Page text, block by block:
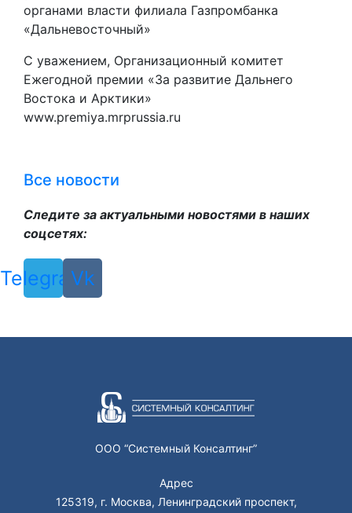
органами власти филиала Газпромбанка
«Дальневосточный»
С уважением, Организационный комитет
Ежегодной премии «За развитие Дальнего
Востока и Арктики»
www.premiya.mrprussia.ru
Все новости
Следите за актуальными новостями в наших
соцсетях:
Telegram
Vk
ООО “Системный Консалтинг”
Адрес
125319, г. Москва, Ленинградский проспект,